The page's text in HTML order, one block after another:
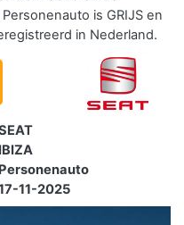
is GRIJS en
in Nederland.
IBIZA
Personenauto
11-2025